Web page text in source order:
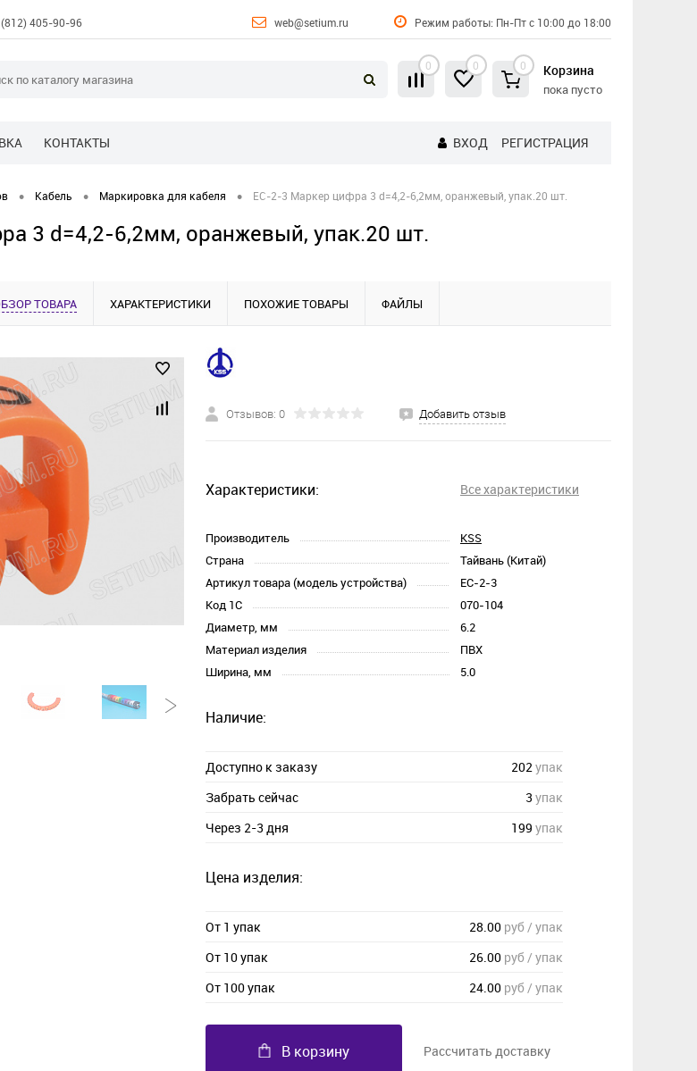
405-90-96 web@setium.ru Режим работы: Пн-Пт с 10:00 до 18:00
0 0 0 Корзина
пока пусто
КОНТАКТЫ ВХОД РЕГИСТРАЦИЯ
• Кабель • Маркировка для кабеля • EC-2-3 Маркер цифра 3 d=4,2-6,2мм, оранжевый, упак.20 шт.
3 d=4,2-6,2мм, оранжевый, упак.20 шт.
ТОВАРА ХАРАКТЕРИСТИКИ ПОХОЖИЕ ТОВАРЫ ФАЙЛЫ
Отзывов: 0 Добавить отзыв
Характеристики: Все характеристики
Производитель
KSS
Страна
Тайвань (Китай)
Артикул товара (модель устройства)
EC-2-3
Код 1С
070-104
Диаметр, мм
6.2
Материал изделия
ПВХ
Ширина, мм
5.0
Наличие:
Доступно к заказу 202упак
Забрать сейчас
3 упак
Через 2-3 дня
199 упак
Цена изделия:
От 1 упак 28.00 руб / упак
От 10 упак
26.00 руб / упак
От 100 упак
24.00 руб / упак
В корзину Рассчитать доставку